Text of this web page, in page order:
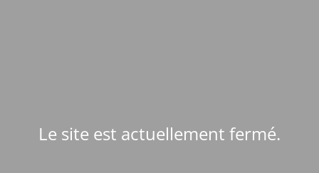
Le site est actuellement fermé.